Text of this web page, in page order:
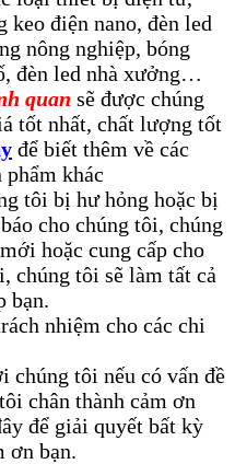
keo điện nano, đèn led
nông nghiệp, bóng
đèn led nhà xưởng…
quan sẽ được chúng
tốt nhất, chất lượng tốt
để biết thêm về các
phẩm khác
tôi bị hư hỏng hoặc bị
cho chúng tôi, chúng
hoặc cung cấp cho
chúng tôi sẽ làm tất cả
bạn.
nhiệm cho các chi
tôi nếu có vấn đề
chân thành cảm ơn
để giải quyết bất kỳ
ơn bạn.